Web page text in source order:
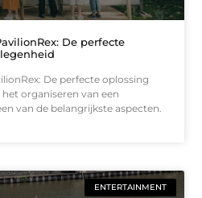
De perfecte
De perfecte oplossing
organiseren van een
van de belangrijkste aspecten.
ENTERTAINMENT